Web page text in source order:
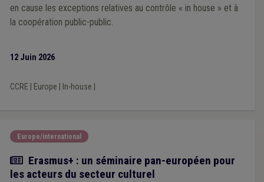
en cause les exceptions relatives au contrôle « in house » et à
la coopération public-public.
12 Juin 2026
CCRE Europe In-house
Europe/international
Actualité
Erasmus+ : un séminaire pan-européen pour
les acteurs du secteur culturel